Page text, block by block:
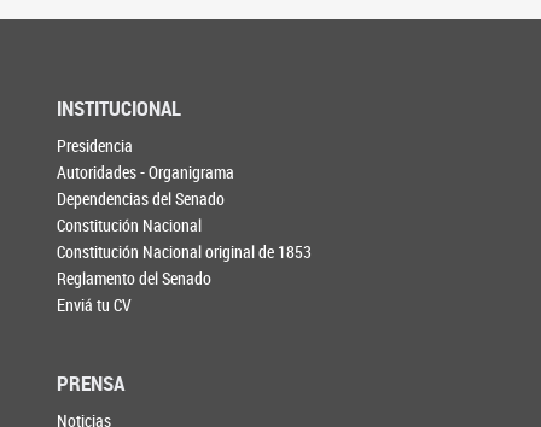
INSTITUCIONAL
Presidencia
Autoridades - Organigrama
Dependencias del Senado
Constitución Nacional
Constitución Nacional original de 1853
Reglamento del Senado
Enviá tu CV
PRENSA
Noticias